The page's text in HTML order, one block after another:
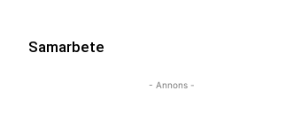
Samarbete
- Annons -